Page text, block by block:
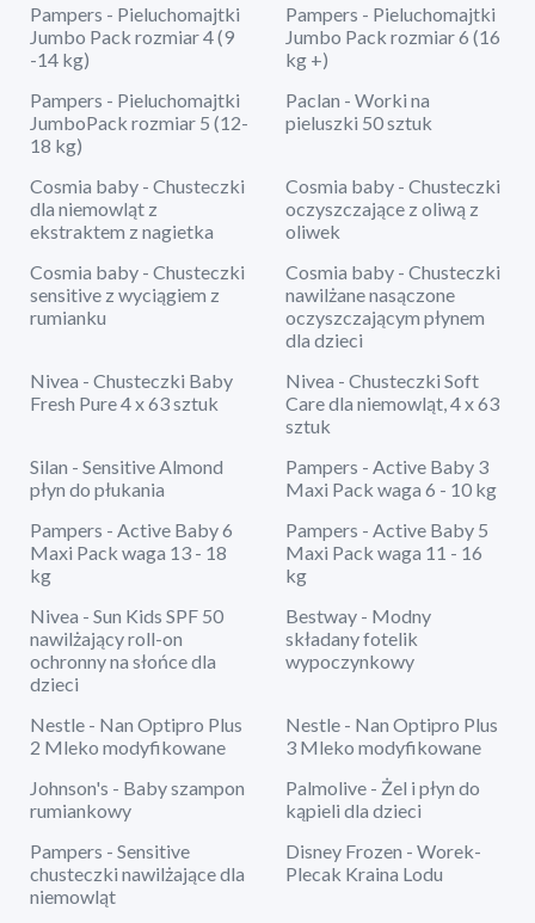
Pampers - Pieluchomajtki
Jumbo Pack rozmiar 4 (9
-14 kg)
Pampers - Pieluchomajtki
Jumbo Pack rozmiar 6 (16
kg +)
Pampers - Pieluchomajtki
JumboPack rozmiar 5 (12-
18 kg)
Paclan - Worki na
pieluszki 50 sztuk
Cosmia baby - Chusteczki
dla niemowląt z
ekstraktem z nagietka
Cosmia baby - Chusteczki
oczyszczające z oliwą z
oliwek
Cosmia baby - Chusteczki
sensitive z wyciągiem z
rumianku
Cosmia baby - Chusteczki
nawilżane nasączone
oczyszczającym płynem
dla dzieci
Nivea - Chusteczki Baby
Fresh Pure 4 x 63 sztuk
Nivea - Chusteczki Soft
Care dla niemowląt, 4 x 63
sztuk
Silan - Sensitive Almond
płyn do płukania
Pampers - Active Baby 3
Maxi Pack waga 6 - 10 kg
Pampers - Active Baby 6
Maxi Pack waga 13 - 18
kg
Pampers - Active Baby 5
Maxi Pack waga 11 - 16
kg
Nivea - Sun Kids SPF 50
nawilżający roll-on
ochronny na słońce dla
dzieci
Bestway - Modny
składany fotelik
wypoczynkowy
Nestle - Nan Optipro Plus
2 Mleko modyfikowane
Nestle - Nan Optipro Plus
3 Mleko modyfikowane
Johnson's - Baby szampon
rumiankowy
Palmolive - Żel i płyn do
kąpieli dla dzieci
Pampers - Sensitive
chusteczki nawilżające dla
niemowląt
Disney Frozen - Worek-
Plecak Kraina Lodu